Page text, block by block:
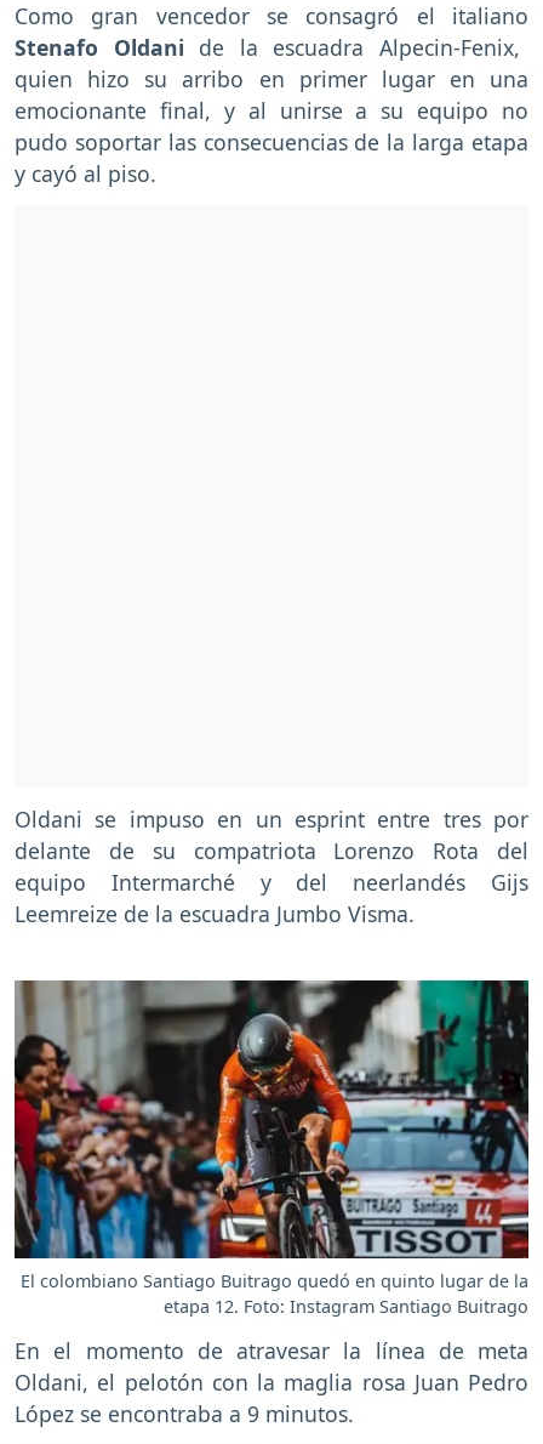
Como gran vencedor se consagró el italiano
Stenafo Oldani de la escuadra Alpecin-Fenix,
quien hizo su arribo en primer lugar en una
emocionante final, y al unirse a su equipo no
pudo soportar las consecuencias de la larga etapa
y cayó al piso.
Oldani se impuso en un esprint entre tres por
delante de su compatriota Lorenzo Rota del
equipo Intermarché y del neerlandés Gijs
Leemreize de la escuadra Jumbo Visma.
El colombiano Santiago Buitrago quedó en quinto lugar de la
etapa 12. Foto: Instagram Santiago Buitrago
En el momento de atravesar la línea de meta
Oldani, el pelotón con la maglia rosa Juan Pedro
López se encontraba a 9 minutos.